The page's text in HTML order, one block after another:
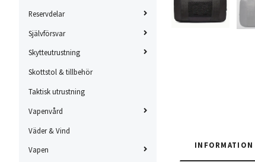
Reservdelar
Självförsvar
Skytteutrustning
Skottstol & tillbehör
Taktisk utrustning
Vapenvård
Väder & Vind
Vapen
INFORMATION